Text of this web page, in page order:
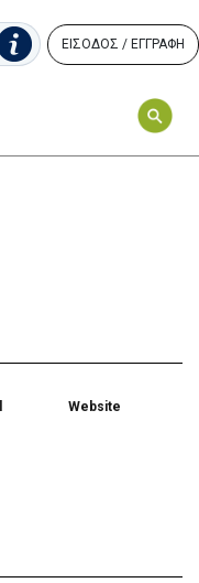
ΕΙΣΟΔΟΣ / ΕΓΓΡΑΦΗ
Website